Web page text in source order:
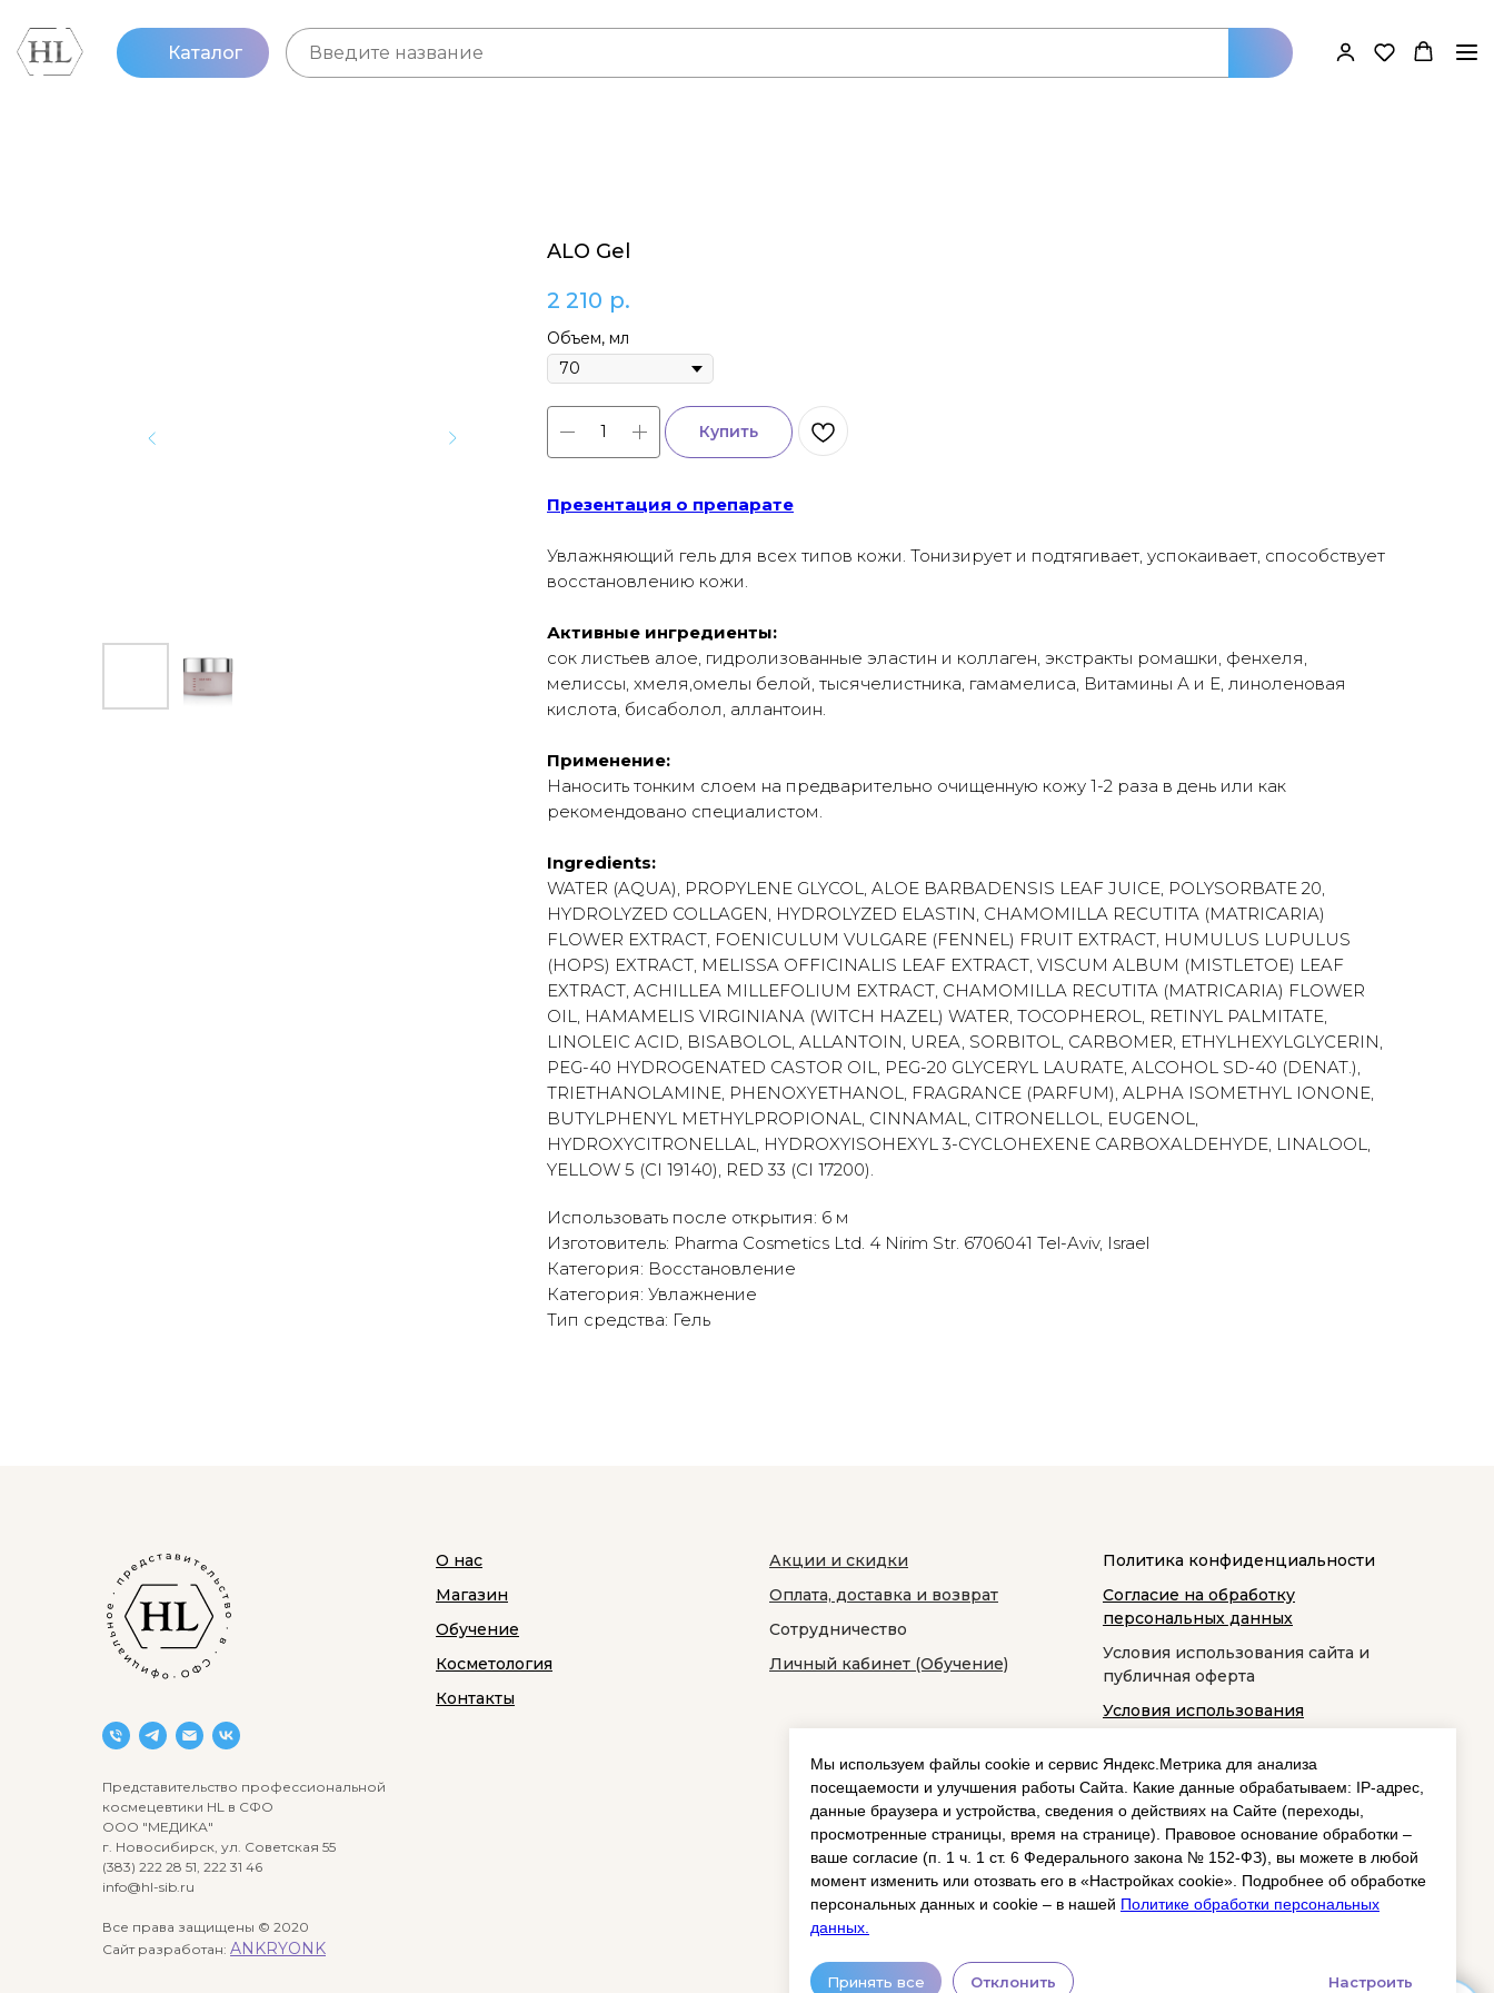
Мы используем файлы cookie и сервис Яндекс.Метрика для анализа
посещаемости и улучшения работы Сайта. Какие данные обрабатываем: IP‑адрес,
данные браузера и устройства, сведения о действиях на Сайте (переходы,
просмотренные страницы, время на странице). Правовое основание обработки –
ваше согласие (п. 1 ч. 1 ст. 6 Федерального закона № 152‑ФЗ), вы можете в любой
момент изменить или отозвать его в «Настройках cookie». Подробнее об обработке
персональных данных и cookie – в нашей Политике обработки персональных
данных.
Принять все Отклонить Настроить
Каталог
ALO Gel
2 210 р.
Объем, мл
Купить
Презентация о препарате
Увлажняющий гель для всех типов кожи. Тонизирует и подтягивает, успокаивает, способствует
восстановлению кожи.
Активные ингредиенты:
сок листьев алое, гидролизованные эластин и коллаген, экстракты ромашки, фенхеля,
мелиссы, хмеля,омелы белой, тысячелистника, гамамелиса, Витамины А и Е, линоленовая
кислота, бисаболол, аллантоин.
Применение:
Наносить тонким слоем на предварительно очищенную кожу 1-2 раза в день или как
рекомендовано специалистом.
Ingredients:
WATER (AQUA), PROPYLENE GLYCOL, ALOE BARBADENSIS LEAF JUICE, POLYSORBATE 20,
HYDROLYZED COLLAGEN, HYDROLYZED ELASTIN, CHAMOMILLA RECUTITA (MATRICARIA)
FLOWER EXTRACT, FOENICULUM VULGARE (FENNEL) FRUIT EXTRACT, HUMULUS LUPULUS
(HOPS) EXTRACT, MELISSA OFFICINALIS LEAF EXTRACT, VISCUM ALBUM (MISTLETOE) LEAF
EXTRACT, ACHILLEA MILLEFOLIUM EXTRACT, CHAMOMILLA RECUTITA (MATRICARIA) FLOWER
OIL, HAMAMELIS VIRGINIANA (WITCH HAZEL) WATER, TOCOPHEROL, RETINYL PALMITATE,
LINOLEIC ACID, BISABOLOL, ALLANTOIN, UREA, SORBITOL, CARBOMER, ETHYLHEXYLGLYCERIN,
PEG-40 HYDROGENATED CASTOR OIL, PEG-20 GLYCERYL LAURATE, ALCOHOL SD-40 (DENAT.),
TRIETHANOLAMINE, PHENOXYETHANOL, FRAGRANCE (PARFUM), ALPHA ISOMETHYL IONONE,
BUTYLPHENYL METHYLPROPIONAL, CINNAMAL, CITRONELLOL, EUGENOL,
HYDROXYCITRONELLAL, HYDROXYISOHEXYL 3-CYCLOHEXENE CARBOXALDEHYDE, LINALOOL,
YELLOW 5 (CI 19140), RED 33 (CI 17200).
Использовать после открытия: 6 м
Изготовитель: Pharma Cosmetics Ltd. 4 Nirim Str. 6706041 Tel-Aviv, Israel
Категория: Восстановление
Категория: Увлажнение
Тип средства: Гель
Представительство профессиональной
космецевтики HL в СФО
ООО "МЕДИКА"
г. Новосибирск, ул. Советская 55
(383) 222 28 51, 222 31 46
info@hl-sib.ru
Все права защищены © 2020
Сайт разработан: ANKRYONK
О нас
Магазин
Обучение
Косметология
Контакты
Акции и скидки
Оплата, доставка и возврат
Сотрудничество
Личный кабинет (Обучение)
Политика конфиденциальности
Согласие на обработку
персональных данных
Условия использования сайта и
публичная оферта
Условия использования
космецевтики